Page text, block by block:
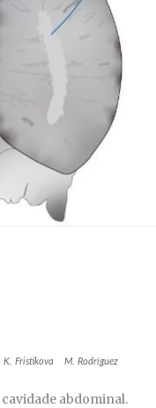
K. Fristikova
M. Rodríguez
abdominal.